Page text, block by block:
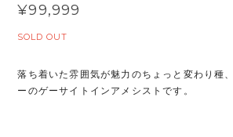
¥99,999
SOLD OUT
落ち着いた雰囲気が魅力のちょっと変わり種
ーのゲーサイトインアメシストです。